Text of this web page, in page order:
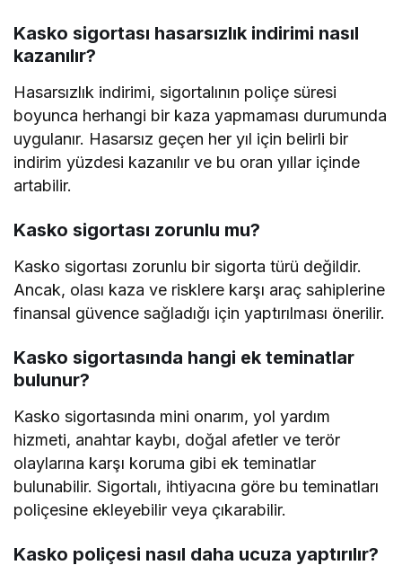
Kasko sigortası hasarsızlık indirimi nasıl
kazanılır?
Hasarsızlık indirimi, sigortalının poliçe süresi
boyunca herhangi bir kaza yapmaması durumunda
uygulanır. Hasarsız geçen her yıl için belirli bir
indirim yüzdesi kazanılır ve bu oran yıllar içinde
artabilir.
Kasko sigortası zorunlu mu?
Kasko sigortası zorunlu bir sigorta türü değildir.
Ancak, olası kaza ve risklere karşı araç sahiplerine
finansal güvence sağladığı için yaptırılması önerilir.
Kasko sigortasında hangi ek teminatlar
bulunur?
Kasko sigortasında mini onarım, yol yardım
hizmeti, anahtar kaybı, doğal afetler ve terör
olaylarına karşı koruma gibi ek teminatlar
bulunabilir. Sigortalı, ihtiyacına göre bu teminatları
poliçesine ekleyebilir veya çıkarabilir.
Kasko poliçesi nasıl daha ucuza yaptırılır?